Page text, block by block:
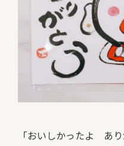
「おいしかったよ あり